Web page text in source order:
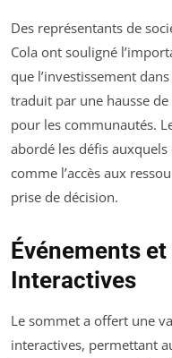
Des représentants de
Cola ont souligné
que l’investissement
traduit par une hausse
pour les communautés.
abordé les défis
comme l’accès aux
prise de décision.
Événements
Interactives
Le sommet a offert une
interactives, permettant